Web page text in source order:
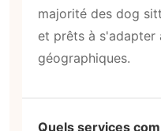
majorité des dog
et prêts à s'adapter
géographiques.
Quels services